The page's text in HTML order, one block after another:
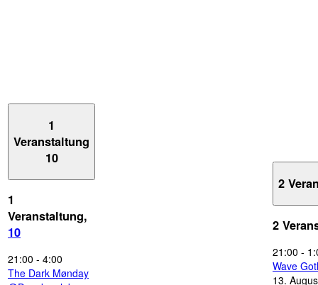
1
Veranstaltung
10
1
Veranstaltung,
10
21:00 - 4:00
The Dark Mønday
2
2
21:00 -
Wave
13.